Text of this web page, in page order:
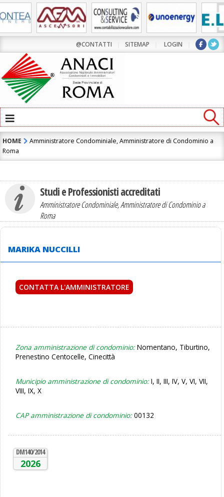
@CONTATTI SITEMAP LOGIN
≡
HOME
Amministratore Condominiale, Amministratore di Condominio a
Roma
Studi e Professionisti accreditati
Amministratore Condominiale, Amministratore di Condominio a
Roma
MARIKA NUCCILLI
CONTATTA L'AMMINISTRATORE
Contatta l'Amministratore di Condominio:
MARIKA NUCCILLI
ho letto e accetto laInformativa Privacy
Zona amministrazione di condominio:Nomentano, Tiburtino,
Prenestino Centocelle, Cinecittà
Municipio amministrazione di condominio:I, II, III, IV, V, VI, VII,
VIII, IX, X
CAP amministrazione di condominio:00132
DM140/2014
2026